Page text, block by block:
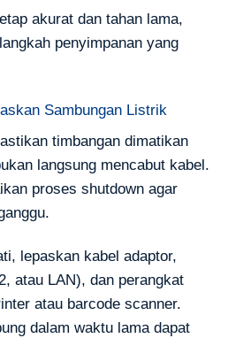
akurat dan tahan lama,
penyimpanan yang
Sambungan Listrik
timbangan dimatikan
langsung mencabut kabel.
proses shutdown agar
lepaskan kabel adaptor,
atau LAN), dan perangkat
atau barcode scanner.
dalam waktu lama dapat